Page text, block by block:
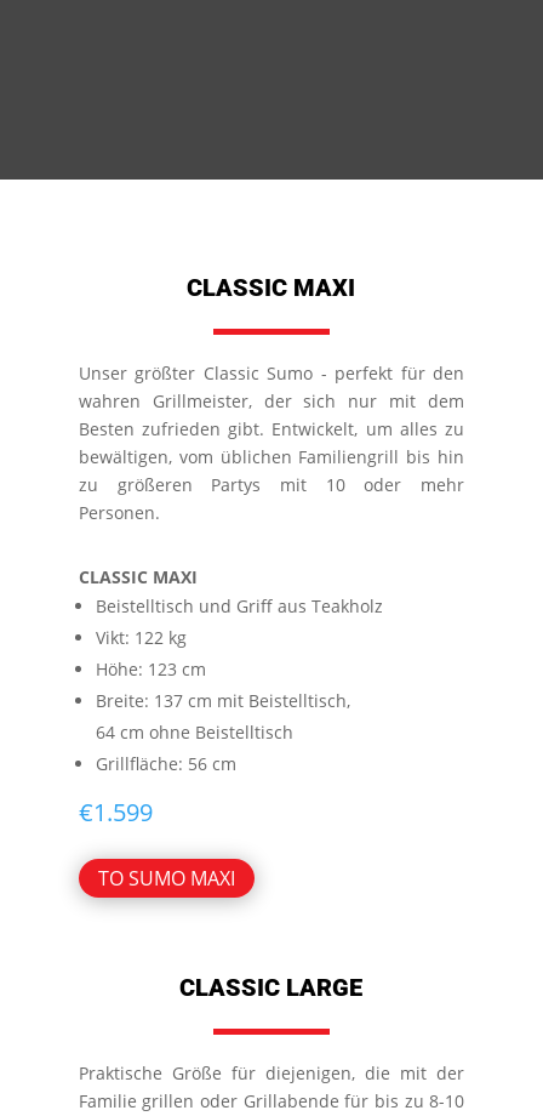
CLASSIC MAXI
Unser größter Classic Sumo - perfekt für den
wahren Grillmeister, der sich nur mit dem
Besten zufrieden gibt. Entwickelt, um alles zu
bewältigen, vom üblichen Familiengrill bis hin
zu größeren Partys mit 10 oder mehr
Personen.
CLASSIC MAXI
Beistelltisch und Griff aus Teakholz
Vikt: 122 kg
Höhe: 123 cm
Breite: 137 cm mit Beistelltisch,
64 cm ohne Beistelltisch
Grillfläche: 56 cm
€1.599
TO SUMO MAXI
CLASSIC LARGE
Praktische Größe für diejenigen, die mit der
Familie grillen oder Grillabende für bis zu 8-10